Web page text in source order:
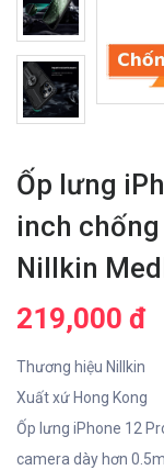
Ốp lưng
inch
Nillkin
219,000 đ
Thương hiệu Nillkin
Xuất xứ Hong Kong
Ốp lưng iPhone 12
camera dày hơn